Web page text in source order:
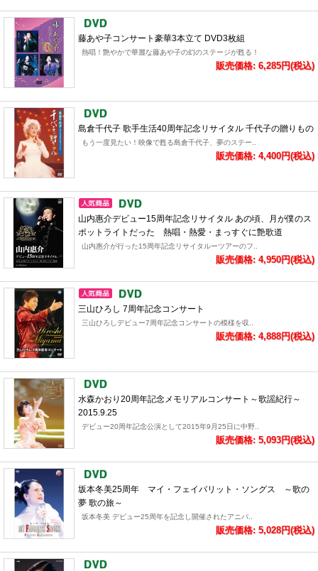
藤あや子コンサート豪華3本立て DVD3枚組
熱唱！艶やかで華麗な藤あや子の幻のステージが甦る！
販売価格: 6,285円(税込)
島倉千代子 歌手生活40周年記念リサイタル 千代子の贈りもの
もう一度見たい！映像で甦る島倉千代子、夢のステー..
販売価格: 4,400円(税込)
山内惠介デビュー15周年記念リサイタル あの頃、月が僕のス
ポットライトだった 熱唱・熱愛・まっすぐに艶歌道
山内惠介が行った15周年記念リサイタルーツアーのフ..
販売価格: 4,950円(税込)
三山ひろし 7周年記念コンサート
三山ひろしデビュー7周年記念コンサートの模様を収..
販売価格: 4,888円(税込)
水森かおり20周年記念メモリアルコンサート～歌謡紀行～
2015.9.25
デビュー20周年記念公演として2015年9月25日に中野..
販売価格: 5,093円(税込)
坂本冬美25周年 マイ・フェイバリット・ソングス ～歌の
夢 歌の旅～
坂本冬美 デビュー25周年を記念し開催されたアニバ..
販売価格: 5,028円(税込)